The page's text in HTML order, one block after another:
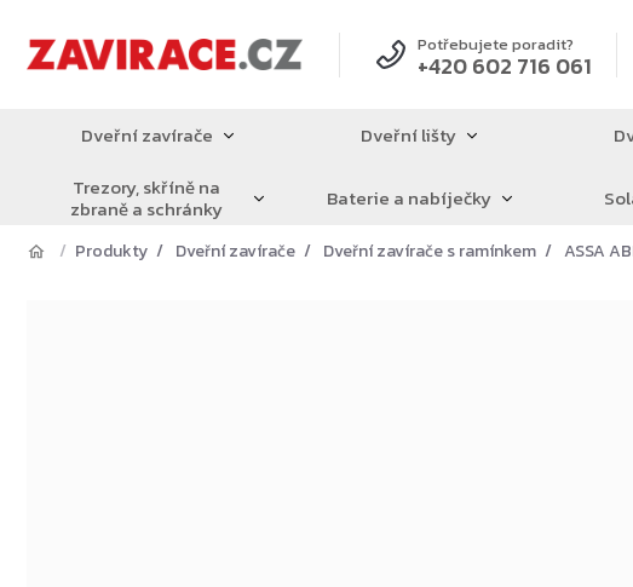
obsah
Potřebujete poradit?
+420 602 716 061
Dveřní zavírače Dveřní lišty
Trezory, skříně na
zbraně a schránky Baterie a nabíječky
Produkty Dveřní zavírače Dveřní zavírače s ramínkem ASSA